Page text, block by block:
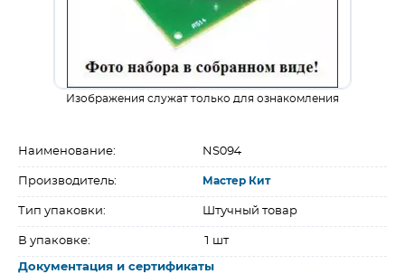
Изображения служат только для ознакомления
Наименование: NS094
Производитель: Мастер Кит
Тип упаковки: Штучный товар
В упаковке: 1 шт
Документация и сертификаты